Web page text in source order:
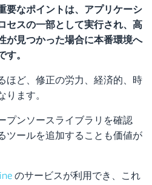
要なポイントは、アプリケーシ
セスの一部として実行され、高
が見つかった場合に本番環境へ
。
ほど、修正の労力、経済的、時
ます。
プンソースライブラリを確認
ツールを追加することも価値が
のサービスが利用でき、これ